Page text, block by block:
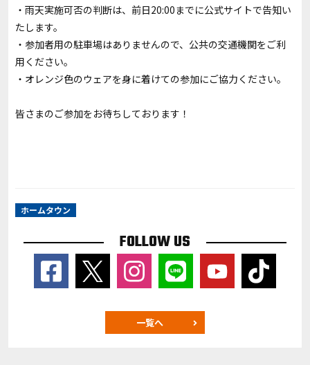
・雨天実施可否の判断は、前日20:00までに公式サイトで告知い
たします。
・参加者用の駐車場はありませんので、公共の交通機関をご利
用ください。
・オレンジ色のウェアを身に着けての参加にご協力ください。
皆さまのご参加をお待ちしております！
ホームタウン
FOLLOW US
一覧へ